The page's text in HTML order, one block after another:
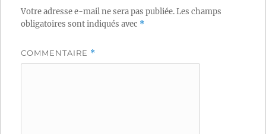
Votre adresse e-mail ne sera pas publiée.Les champs
obligatoires sont indiqués avec *
COMMENTAIRE *